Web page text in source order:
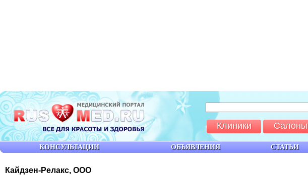
Кайдзен-Релакс, ООО
КОНСУЛЬТАЦИИ ОБЪЯВЛЕНИЯ СТАТЬИ
Клиники Салоны